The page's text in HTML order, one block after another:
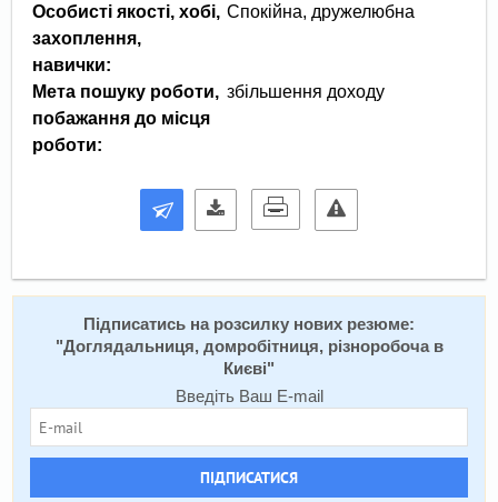
Особисті якості, хобі,
захоплення,
навички:
Спокійна, дружелюбна
Мета пошуку роботи,
побажання до місця
роботи:
збільшення доходу
Підписатись на розсилку нових резюме:
"Доглядальниця, домробітниця, різноробоча в
Києві"
Введіть Ваш E-mail
ПІДПИСАТИСЯ